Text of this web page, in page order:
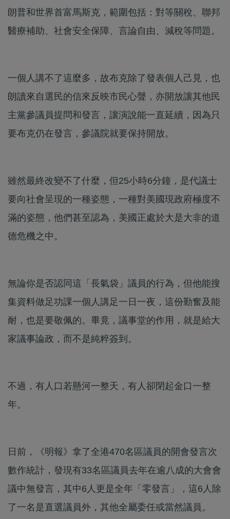
朗普和世界首富馬斯克，範圍包括：對等關稅、聯邦
醫療補助、社會安全保障、言論自由、減稅等問題。
一個人講不了這麼多，故布克除了發表個人己見，也
朗讀來自選民的信來反映市民心聲，亦開放讓其他民
主黨參議員提問和發言，讓演說能一直延續，因為只
要布克仍在發言，參議院就要保持開放。
雖然最終改變不了什麼，但25小時6分鐘，是代議士
要向社會呈現的一種姿態，一種對美國現政府極度不
滿的姿態，他們甚至認為，美國正處於大是大非的道
德危機之中。
無論你是否認同這「長氣袋」議員的行為，但他能搜
集資料做足功課一個人講足一日一夜，這份勤奮及能
耐，也是要敬佩的。畢竟，議事堂的作用，就是給大
家議事論政，而不是純粹簽到。
不過，有人口若懸河一整天，有人卻閉起金口一整
年。
日前，《明報》拿了全港470名區議員的開會發言次
數作統計，發現有33名區議員去年在逾八成的大會會
議中無發言，其中6人更是全年「零發言」，這6人除
了一名是直選議員外，其他全屬委任或當然議員。